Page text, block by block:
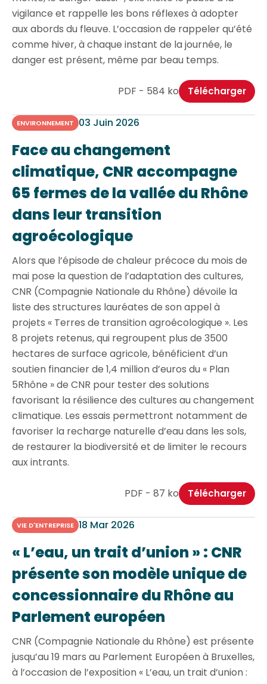
vigilance et rappelle les bons réflexes à adopter
aux abords du fleuve. L’occasion de rappeler qu’été
comme hiver, à chaque instant de la journée, le
danger est présent, même par beau temps.
PDF - 584 ko Télécharger
ENVIRONNEMENT 03 Juin 2026
Face au changement
climatique, CNR accompagne
65 fermes de la vallée du Rhône
dans leur transition
agroécologique
Alors que l’épisode de chaleur précoce du mois de
mai pose la question de l’adaptation des cultures,
CNR (Compagnie Nationale du Rhône) dévoile la
liste des structures lauréates de son appel à
projets « Terres de transition agroécologique ». Les
8 projets retenus, qui regroupent plus de 3500
hectares de surface agricole, bénéficient d’un
soutien financier de 1,4 million d’euros du « Plan
5Rhône » de CNR pour tester des solutions
favorisant la résilience des cultures au changement
climatique. Les essais permettront notamment de
favoriser la recharge naturelle d’eau dans les sols,
de restaurer la biodiversité et de limiter le recours
aux intrants.
PDF - 87 ko Télécharger
VIE D'ENTREPRISE 18 Mar 2026
« L’eau, un trait d’union » : CNR
présente son modèle unique de
concessionnaire du Rhône au
Parlement européen
CNR (Compagnie Nationale du Rhône) est présente
jusqu’au 19 mars au Parlement Européen à Bruxelles,
à l’occasion de l’exposition « L’eau, un trait d’union :